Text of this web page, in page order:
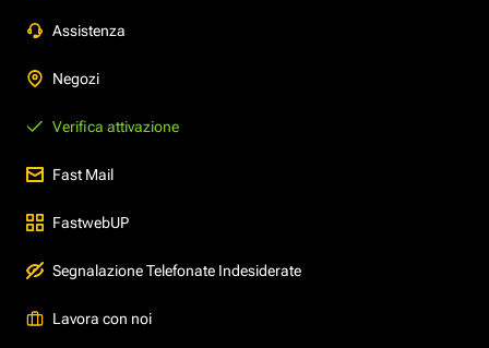
Assistenza
Negozi
Verifica attivazione
Fast Mail
FastwebUP
Segnalazione Telefonate Indesiderate
Lavora con noi